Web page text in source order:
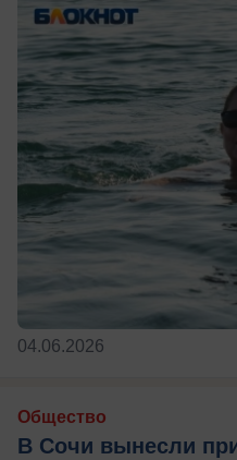
04.06.2026
Общество
В Сочи вынесли